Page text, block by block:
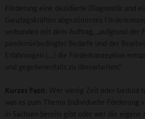
Förderung eine dezidierte Diagnostik und
Ganztagskräften abgestimmtes
verbunden mit dem Auftrag, „aufgrund der
pandemiebedingter Bedarfe und der
Erfahrungen (…) die Förderkonzeption
und gegebenenfalls zu überarbeiten.“
Kurzes Fazit: Wer wenig Zeit oder Geduld
was es zum Thema Individuelle Förderung
in Sachsen bereits gibt oder wer die